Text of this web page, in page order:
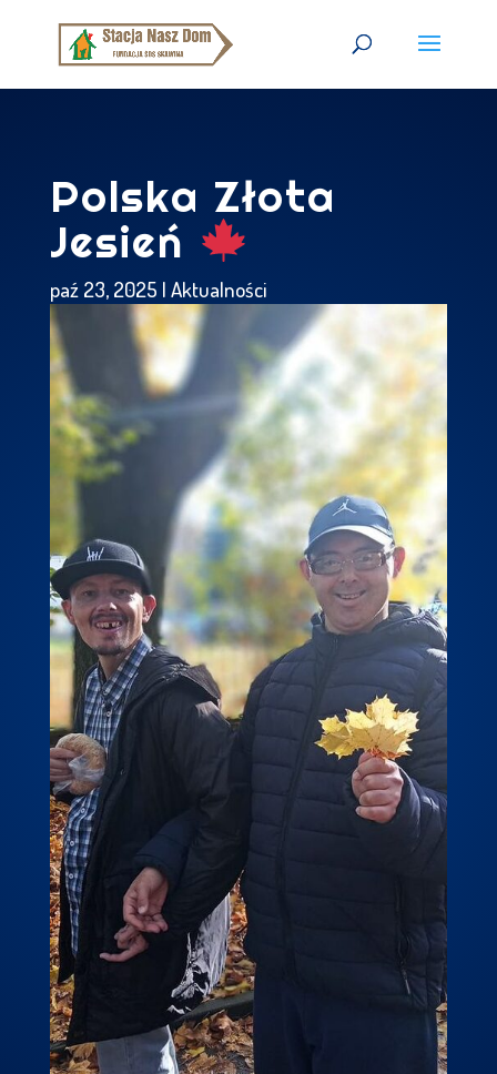
Polska Złota
Jesień
paź 23, 2025 | Aktualności